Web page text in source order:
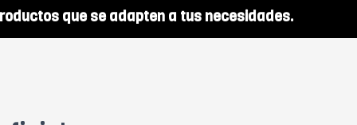
que se adapten a tus necesidades.